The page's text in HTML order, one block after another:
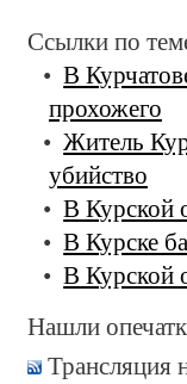
Ссылки по
В
прохожего
Житель
убийство
В Курской
В Курске
В Курской
Нашли
Трансляция